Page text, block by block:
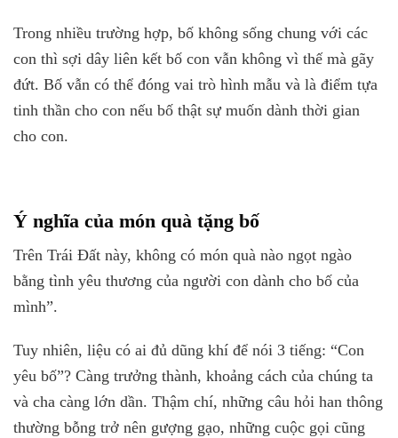
Trong nhiều trường hợp, bố không sống chung với các
con thì sợi dây liên kết bố con vẫn không vì thế mà gãy
đứt. Bố vẫn có thể đóng vai trò hình mẫu và là điểm tựa
tinh thần cho con nếu bố thật sự muốn dành thời gian
cho con.
Ý nghĩa của món quà tặng bố
Trên Trái Đất này, không có món quà nào ngọt ngào
bằng tình yêu thương của người con dành cho bố của
mình”.
Tuy nhiên, liệu có ai đủ dũng khí để nói 3 tiếng: “Con
yêu bố”? Càng trưởng thành, khoảng cách của chúng ta
và cha càng lớn dần. Thậm chí, những câu hỏi han thông
thường bỗng trở nên gượng gạo, những cuộc gọi cũng